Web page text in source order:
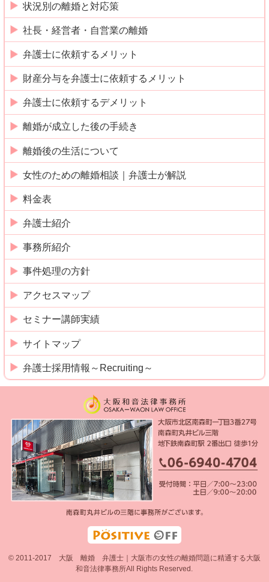
状況別の離婚と対応策
社長・経営者・自営業の離婚
弁護士に依頼するメリット
財産分与を弁護士に依頼するメリット
弁護士に依頼するデメリット
離婚が成立した後の手続き
離婚後の生活について
女性のための離婚相談｜弁護士が解説
料金表
弁護士紹介
事務所紹介
事件処理の方針
アクセスマップ
セミナー講師実績
サイトマップ
弁護士採用情報～Recruiting～
© 2011-2017 大阪 離婚 弁護士｜大阪市の女性の離婚問題に精通する大阪
和音法律事務所All Rights Reserved.